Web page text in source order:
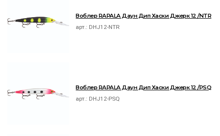
Воблер RAPALA Даун Дип Хаски Джерк 12 /NTR
арт.: DHJ12-NTR
Воблер RAPALA Даун Дип Хаски Джерк 12 /PSQ
арт.: DHJ12-PSQ